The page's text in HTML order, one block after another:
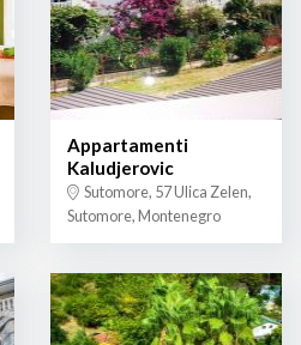
Appartamenti
Kaludjerovic
Sutomore, 57 Ulica Zelen,
Sutomore, Montenegro